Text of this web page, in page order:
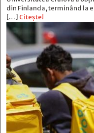
din Finlanda, terminând la
[…] Citește!